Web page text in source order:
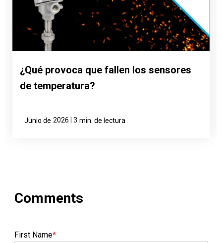
¿Qué provoca que fallen los sensores
de temperatura?
Junio de 2026 | 3 min. de lectura
First Name*